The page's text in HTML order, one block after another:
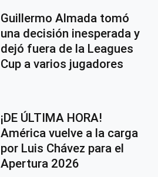
Guillermo Almada tomó
una decisión inesperada y
dejó fuera de la Leagues
Cup a varios jugadores
¡DE ÚLTIMA HORA!
América vuelve a la carga
por Luis Chávez para el
Apertura 2026